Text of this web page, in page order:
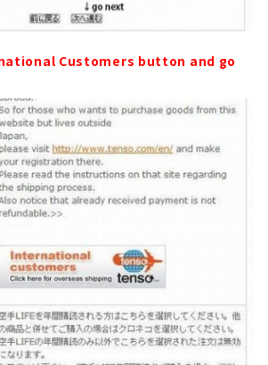
Customers button and go